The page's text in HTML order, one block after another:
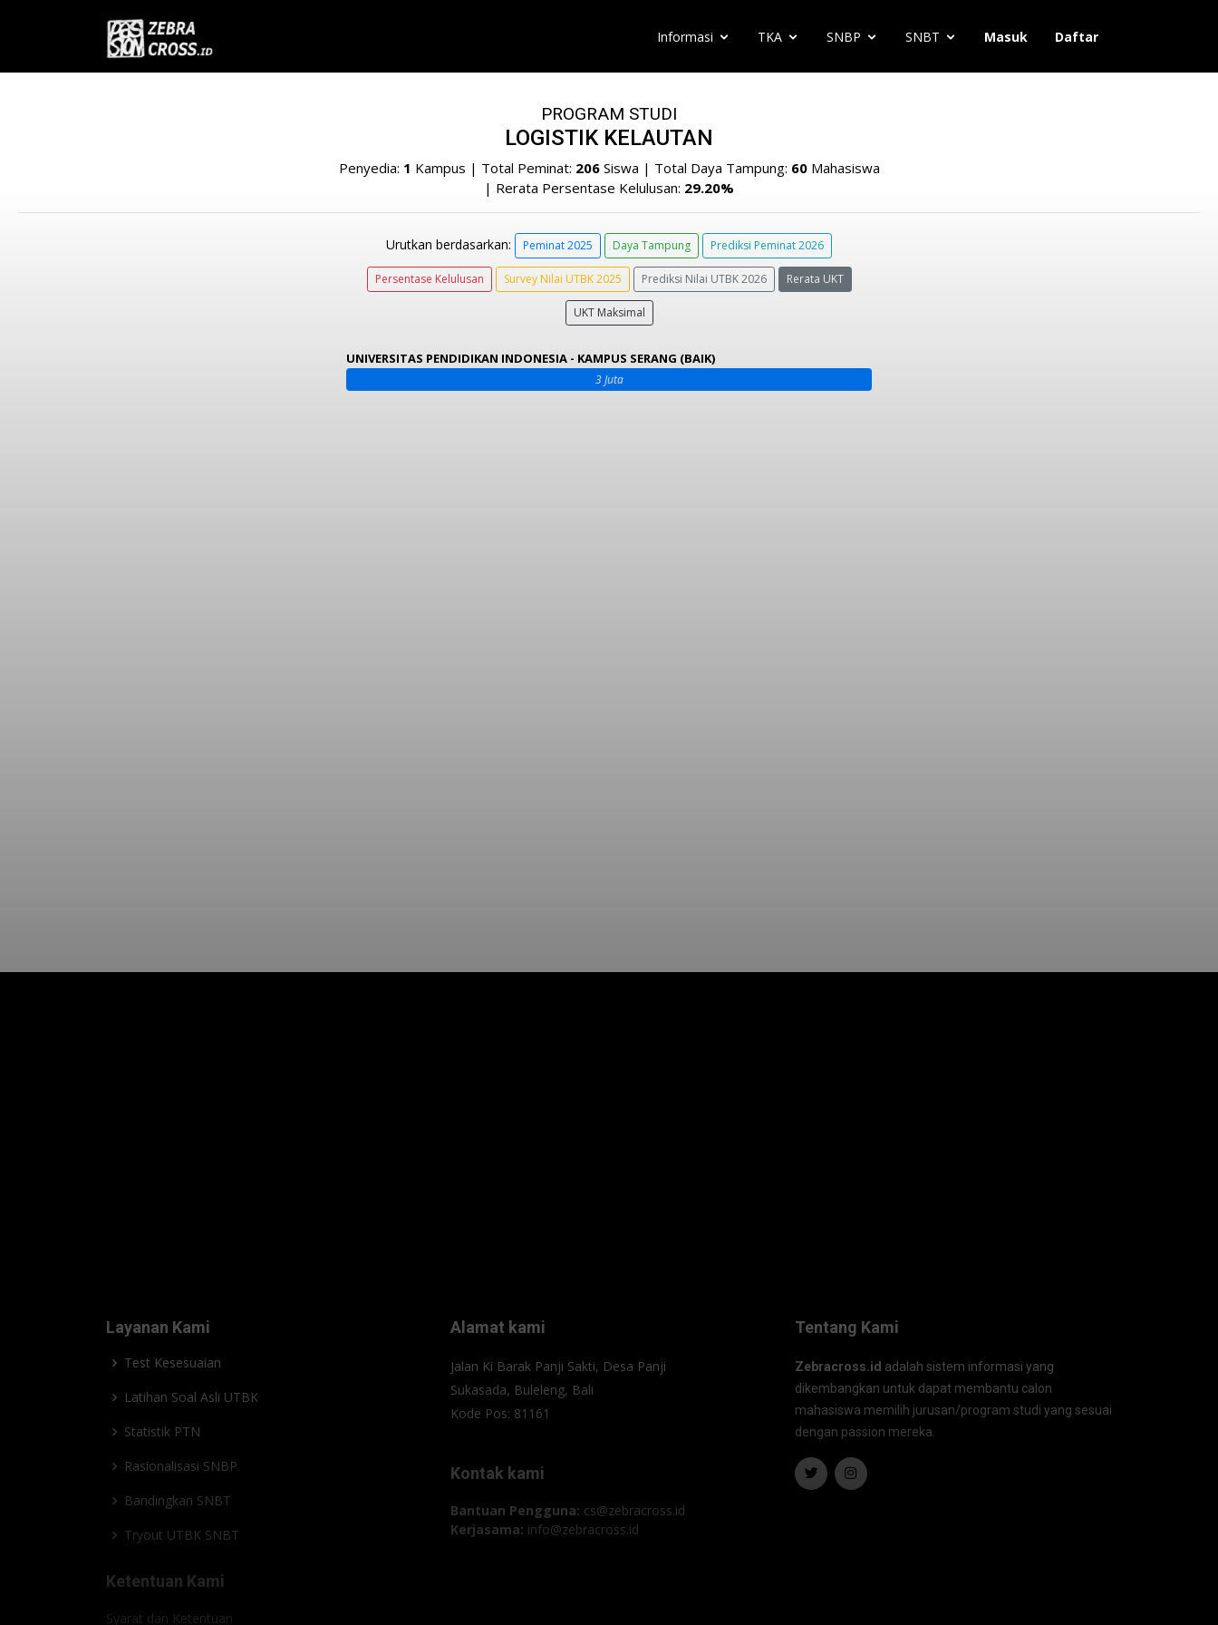
Informasi TKA SNBP SNBT Masuk Daftar
PROGRAM STUDI
LOGISTIK KELAUTAN
Penyedia: 1 Kampus | Total Peminat: 206Siswa | Total Daya Tampung: 60Mahasiswa
| Rerata Persentase Kelulusan: 29.20%
Urutkan berdasarkan: Peminat 2025 Daya Tampung Prediksi Peminat 2026
Persentase Kelulusan Survey Nilai UTBK 2025 Prediksi Nilai UTBK 2026 Rerata UKT
UKT Maksimal
UNIVERSITAS PENDIDIKAN INDONESIA - KAMPUS SERANG (BAIK)
3 Juta
Layanan Kami
Test Kesesuaian
Latihan Soal Asli UTBK
Statistik PTN
Rasionalisasi SNBP
Bandingkan SNBT
Tryout UTBK SNBT
Ketentuan Kami
Syarat dan Ketentuan
Alamat kami
Jalan Ki Barak Panji Sakti, Desa Panji
Sukasada, Buleleng, Bali
Kode Pos: 81161
Kontak kami
Bantuan Pengguna: cs@zebracross.id
Kerjasama: info@zebracross.id
Tentang Kami
Zebracross.id adalah sistem informasi yang
dikembangkan untuk dapat membantu calon
mahasiswa memilih jurusan/program studi yang sesuai
dengan passion mereka.